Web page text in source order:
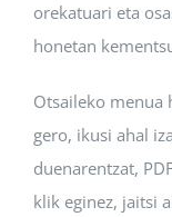
orekatuari eta
honetan
Otsaileko menua
gero, ikusi ahal
duenarentzat,
klik eginez, jaitsi